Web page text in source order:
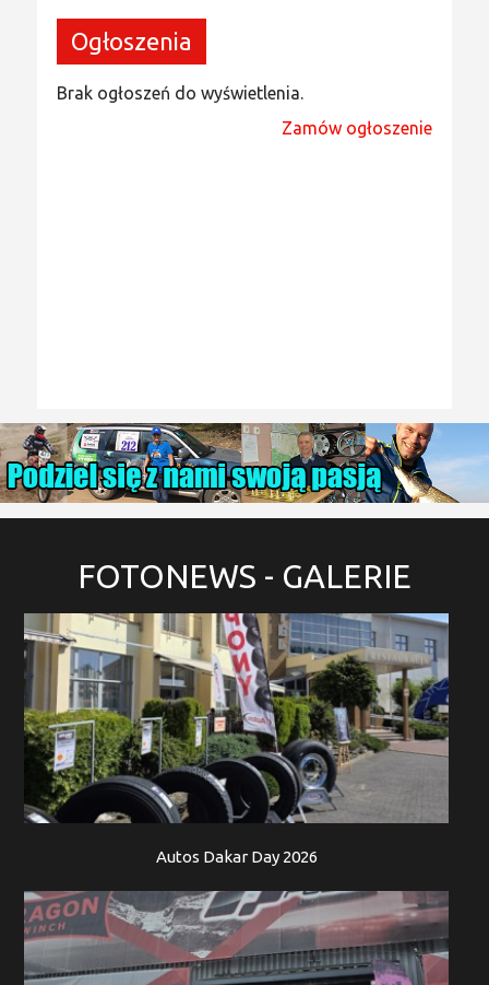
Ogłoszenia
Brak ogłoszeń do wyświetlenia.
Zamów ogłoszenie
FOTONEWS - GALERIE
Autos Dakar Day 2026